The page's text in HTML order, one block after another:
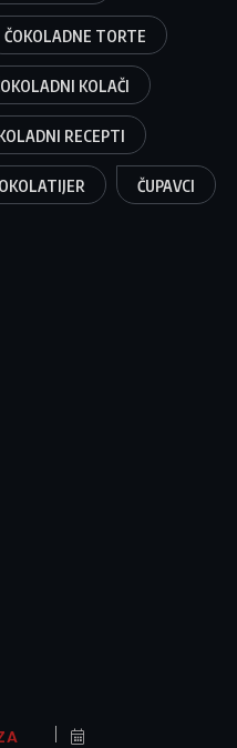
ČOKOLADNE TORTE
KOLAČI
RECEPTI
ČUPAVCI